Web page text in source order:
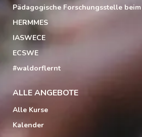
Pädagogische Forschungsstelle
HERMMES
IASWECE
ECSWE
#waldorflernt
ALLE ANGEBOTE
Alle Kurse
Kalender